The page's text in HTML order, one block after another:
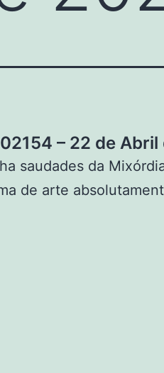
– 22 de Abril
saudades da
de arte